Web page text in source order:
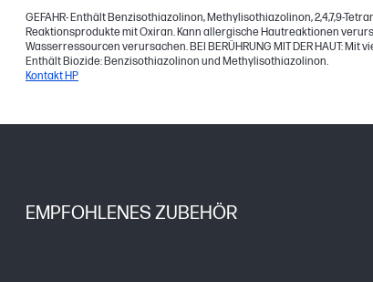
GEFAHR- Enthält Benzisothiazolinon, Methylisothiazolinon, 2,4,7,9-
Reaktionsprodukte mit Oxiran. Kann allergische Hautreaktionen
Wasserressourcen verursachen. BEI BERÜHRUNG MIT DER HAUT:
Enthält Biozide: Benzisothiazolinon und Methylisothiazolinon.
Kontakt HP
EMPFOHLENES ZUBEHÖR